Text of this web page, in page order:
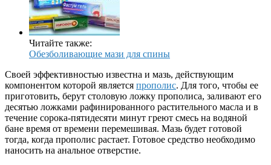
Читайте также:
Обезболивающие мази для спины
Своей эффективностью известна и мазь, действующим
компонентом которой является прополис. Для того, чтобы ее
приготовить, берут столовую ложку прополиса, заливают его
десятью ложками рафинированного растительного масла и в
течение сорока-пятидесяти минут греют смесь на водяной
бане время от времени перемешивая. Мазь будет готовой
тогда, когда прополис растает. Готовое средство необходимо
наносить на анальное отверстие.